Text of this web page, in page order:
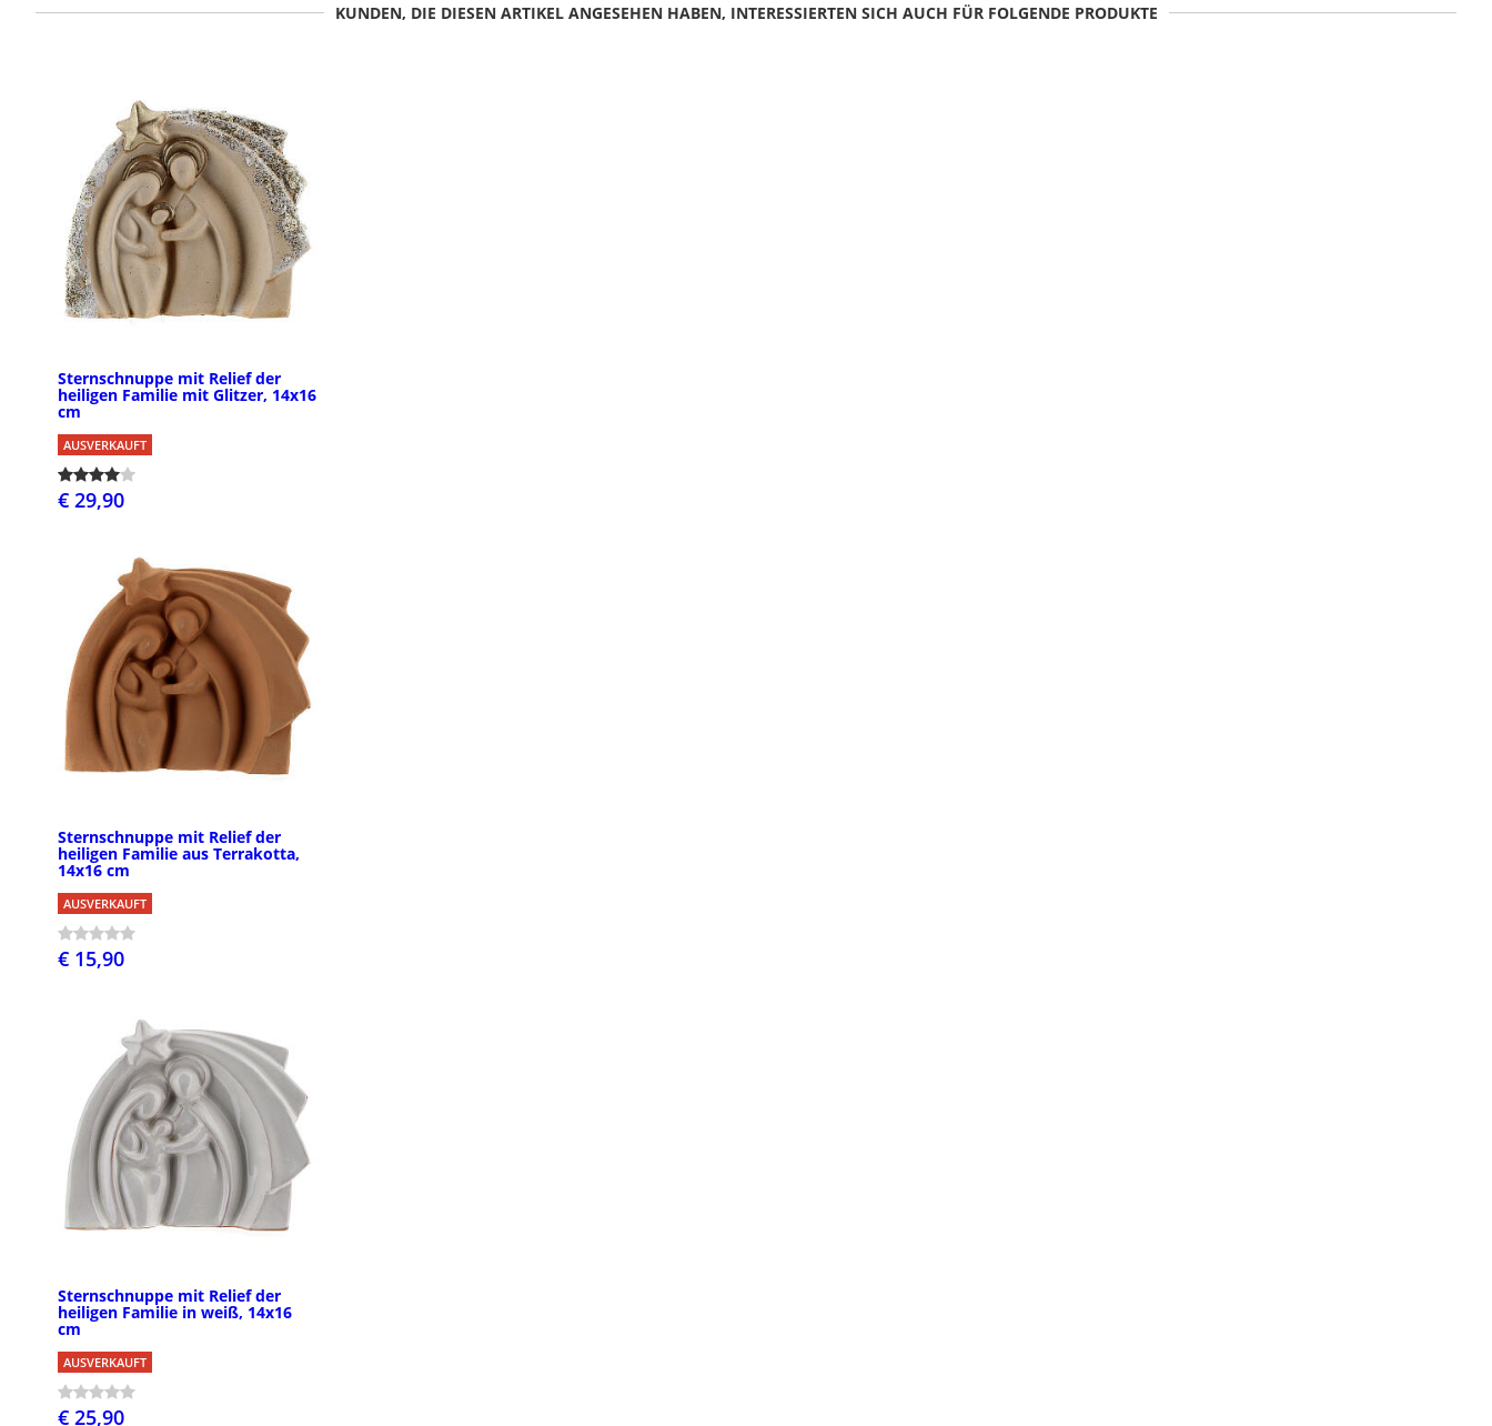
KUNDEN, DIE DIESEN ARTIKEL ANGESEHEN HABEN, INTERESSIERTEN SICH AUCH FÜR FOLGENDE PRODUKTE
Sternschnuppe mit Relief der
heiligen Familie mit Glitzer, 14x16
cm
AUSVERKAUFT
€ 29,90
Sternschnuppe mit Relief der
heiligen Familie aus Terrakotta,
14x16 cm
AUSVERKAUFT
€ 15,90
Sternschnuppe mit Relief der
heiligen Familie in weiß, 14x16
cm
AUSVERKAUFT
€ 25,90